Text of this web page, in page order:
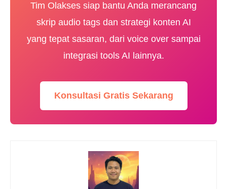
Tim Olakses siap bantu Anda merancang
skrip audio tags dan strategi konten AI
yang tepat sasaran, dari voice over sampai
integrasi tools AI lainnya.
Konsultasi Gratis Sekarang